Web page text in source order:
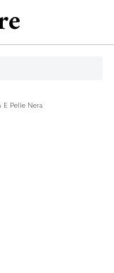
E Pelle Nera